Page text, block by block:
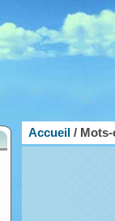
Accueil/ Mots-